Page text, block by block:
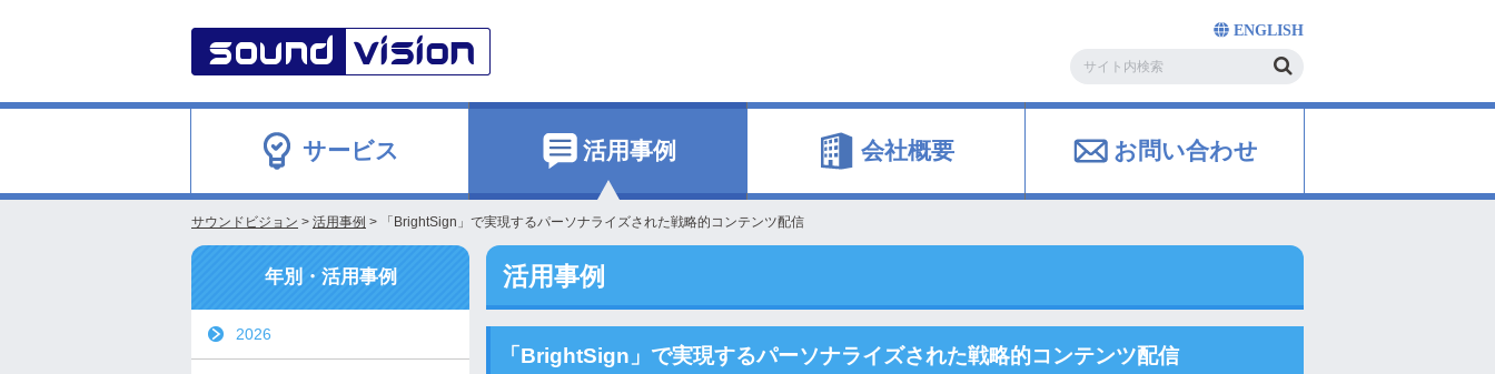
ENGLISH
サービス 活用事例 会社概要 お問い合わせ
サウンドビジョン > 活用事例 > 「BrightSign」で実現するパーソナライズされた戦略的コンテンツ配信
活用事例
「BrightSign」で実現するパーソナライズされた戦略的コンテンツ配信
年別・活用事例
2026